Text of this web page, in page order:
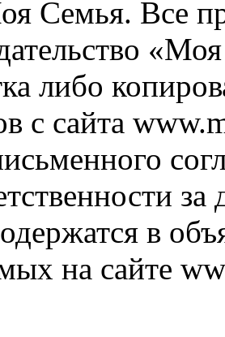
Семья. Все
либо
с сайта
в
на сайте